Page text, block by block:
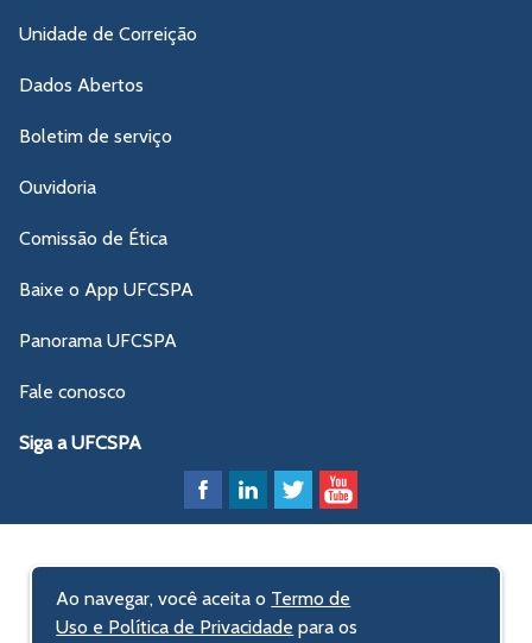
Unidade de Correição
Dados Abertos
Boletim de serviço
Ouvidoria
Comissão de Ética
Baixe o App UFCSPA
Panorama UFCSPA
Fale conosco
Siga a UFCSPA
Ao navegar, você aceita o Termo de
Uso e Política de Privacidade para os